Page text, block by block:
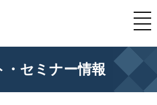
・セミナー情報